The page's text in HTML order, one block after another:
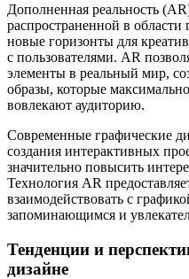
Дополненная реальность
распространенной в области
новые горизонты для
с пользователями. AR
элементы в реальный мир,
образы, которые
вовлекают аудиторию.
Современные графические
создания интерактивных
значительно повысить
Технология AR
взаимодействовать с
запоминающимся и
Тенденции и
дизайне